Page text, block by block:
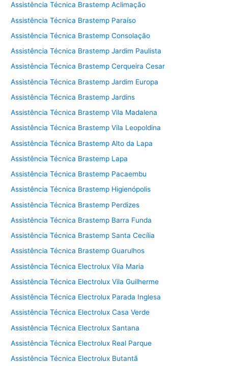
Assistência Técnica Brastemp Aclimação
Assistência Técnica Brastemp Paraíso
Assistência Técnica Brastemp Consolação
Assistência Técnica Brastemp Jardim Paulista
Assistência Técnica Brastemp Cerqueira Cesar
Assistência Técnica Brastemp Jardim Europa
Assistência Técnica Brastemp Jardins
Assistência Técnica Brastemp Vila Madalena
Assistência Técnica Brastemp Vila Leopoldina
Assistência Técnica Brastemp Alto da Lapa
Assistência Técnica Brastemp Lapa
Assistência Técnica Brastemp Pacaembu
Assistência Técnica Brastemp Higienópolis
Assistência Técnica Brastemp Perdizes
Assistência Técnica Brastemp Barra Funda
Assistência Técnica Brastemp Santa Cecília
Assistência Técnica Brastemp Guarulhos
Assistência Técnica Electrolux Vila Maria
Assistência Técnica Electrolux Vila Guilherme
Assistência Técnica Electrolux Parada Inglesa
Assistência Técnica Electrolux Casa Verde
Assistência Técnica Electrolux Santana
Assistência Técnica Electrolux Real Parque
Assistência Técnica Electrolux Butantã